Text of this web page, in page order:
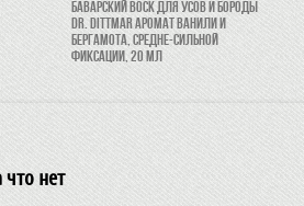
Баварский воск для усов и бороды
Dr. Dittmar аромат ванили и
бергамота, средне-сильной
фиксации, 20 мл
нет